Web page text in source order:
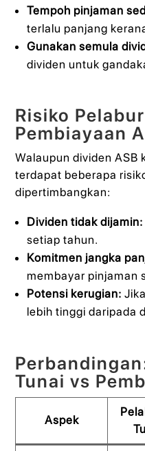
Tempoh pinjaman
terlalu panjang
Gunakan semula
dividen untuk
Risiko
Pembiayaan
Walaupun dividen ASB
terdapat beberapa
dipertimbangkan:
Dividen tidak dijamin:
setiap tahun.
Komitmen jangka
membayar pinjaman
Potensi kerugian:
lebih tinggi daripada
Tunai vs
Aspek